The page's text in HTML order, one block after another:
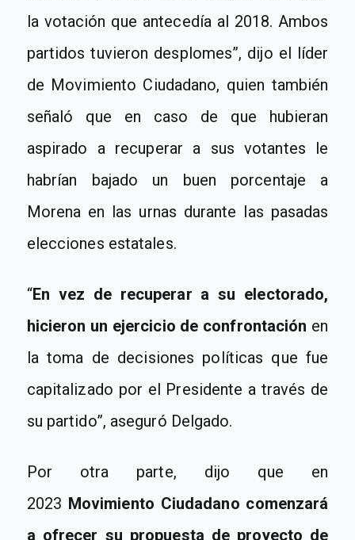
la votación que antecedía al 2018. Ambos
partidos tuvieron desplomes”, dijo el líder
de Movimiento Ciudadano, quien también
señaló que en caso de que hubieran
aspirado a recuperar a sus votantes le
habrían bajado un buen porcentaje a
Morena en las urnas durante las pasadas
elecciones estatales.
“En vez de recuperar a su electorado,
hicieron un ejercicio de confrontación en
la toma de decisiones políticas que fue
capitalizado por el Presidente a través de
su partido”, aseguró Delgado.
Por otra parte, dijo que en
2023 Movimiento Ciudadano comenzará
a ofrecer su propuesta de proyecto de